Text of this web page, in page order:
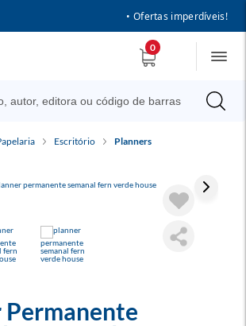
• Ofertas imperdíveis!
0
Escritório Planners
Permanente